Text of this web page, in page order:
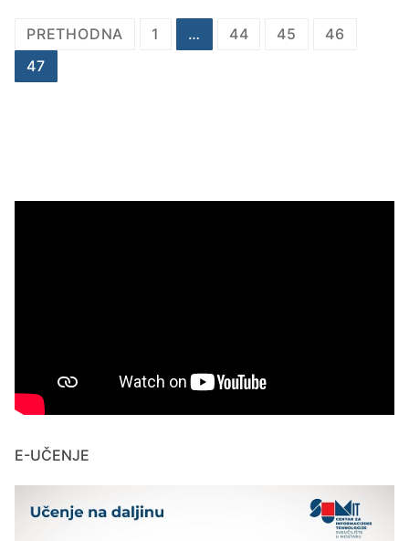
Brojevi
stranica
objava
PRETHODNA 1 … 44 45
46
47
E-UČENJE